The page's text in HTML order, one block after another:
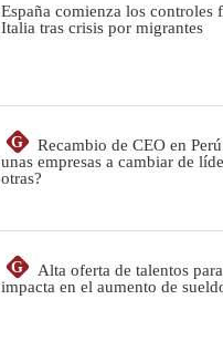
España comienza los controles
Italia tras crisis por migrantes
G
Recambio de CEO en
unas empresas a cambiar de
otras?
G
Alta oferta de talentos para
impacta en el aumento de